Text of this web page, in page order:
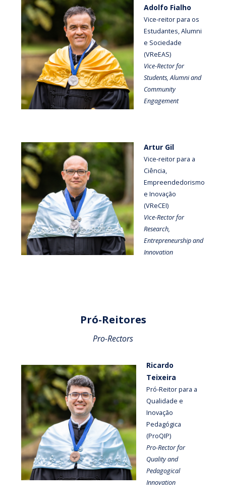
Adolfo Fialho
Vice-reitor para os
Estudantes, Alumni
e Sociedade
(VReEAS)
Vice-Rector for
Students, Alumni and
Community
Engagement
Artur Gil
Vice-reitor para a
Ciência,
Empreendedorismo
e Inovação
(VReCEI)
Vice-Rector for
Research,
Entrepreneurship and
Innovation
Pró-Reitores
Pro-Rectors
Ricardo
Teixeira
Pró-Reitor para a
Qualidade e
Inovação
Pedagógica
(ProQIP)
Pro-Rector for
Quality and
Pedagogical
Innovation